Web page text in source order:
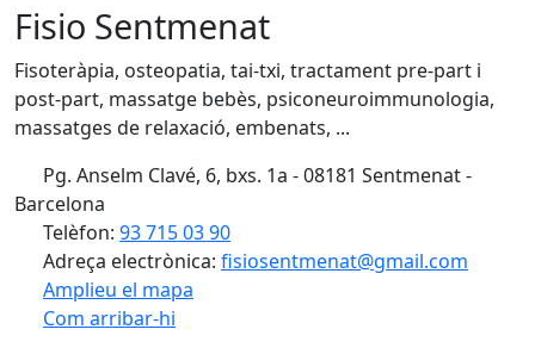
Fisio Sentmenat
Fisoteràpia, osteopatia, tai-txi, tractament pre-part i
post-part, massatge bebès, psiconeuroimmunologia,
massatges de relaxació, embenats, ...
Pg. Anselm Clavé, 6, bxs. 1a - 08181 Sentmenat -
Barcelona
Telèfon: 93 715 03 90
Adreça electrònica: fisiosentmenat@gmail.com
Amplieu el mapa
Com arribar-hi